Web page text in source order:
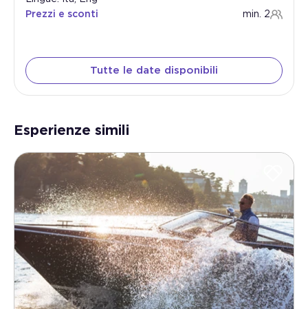
Prezzi e sconti
min. 2
Tutte le date disponibili
Esperienze simili